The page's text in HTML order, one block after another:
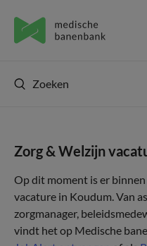
Zoeken
Zorg & Welzijn
Op dit moment is er
vacature in Koudum. Van
zorgmanager,
vindt het op Medische